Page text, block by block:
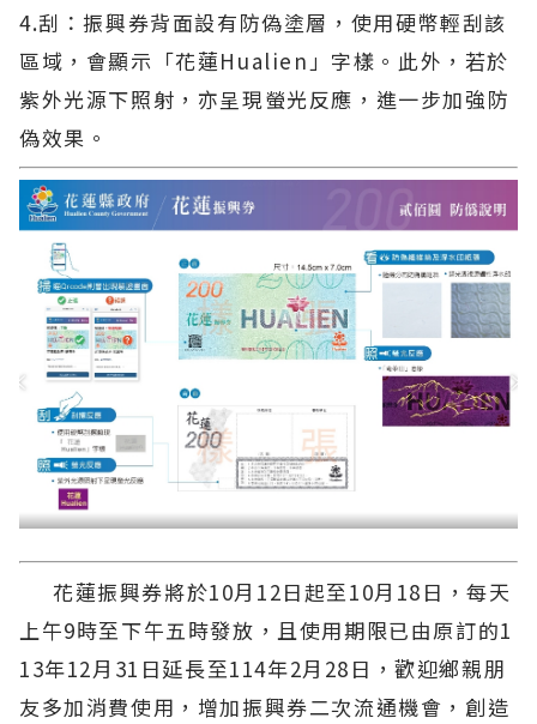
4.刮：振興券背面設有防偽塗層，使用硬幣輕刮該
區域，會顯示「花蓮Hualien」字樣。此外，若於
紫外光源下照射，亦呈現螢光反應，進一步加強防
偽效果。
花蓮振興券將於10月12日起至10月18日，每天
上午9時至下午五時發放，且使用期限已由原訂的1
13年12月31日延長至114年2月28日，歡迎鄉親朋
友多加消費使用，增加振興券二次流通機會，創造